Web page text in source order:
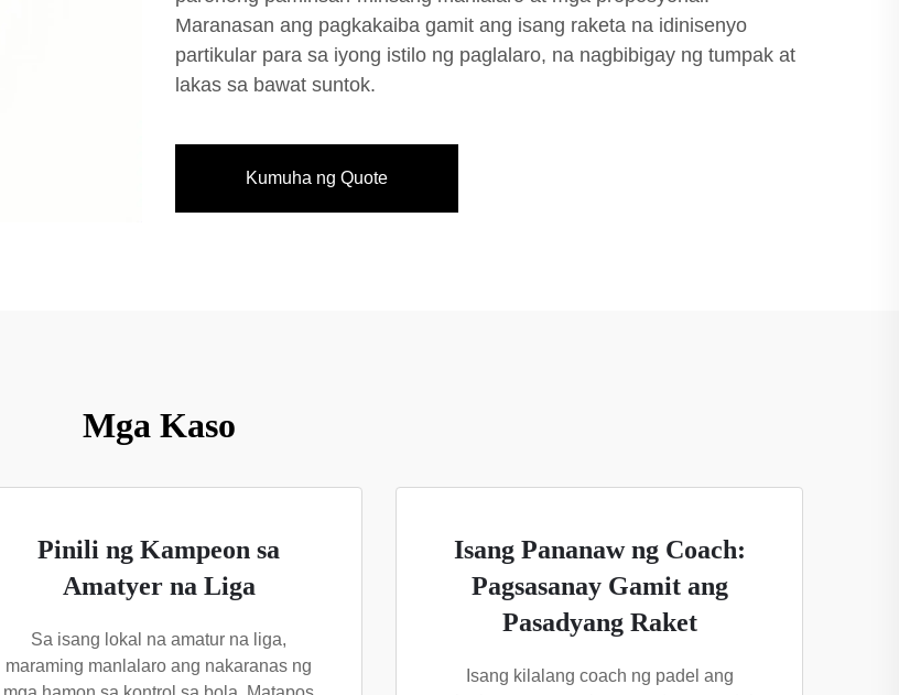
Maranasan ang pagkakaiba gamit ang isang raketa na idinisenyo
partikular para sa iyong istilo ng paglalaro, na nagbibigay ng tumpak at
lakas sa bawat suntok.
Kumuha ng Quote
Mga Kaso
Pinili ng Kampeon sa
Amatyer na Liga
Sa isang lokal na amatur na liga,
maraming manlalaro ang nakaranas ng
Isang Pananaw ng Coach:
Pagsasanay Gamit ang
Pasadyang Raket
Isang kilalang coach ng padel ang